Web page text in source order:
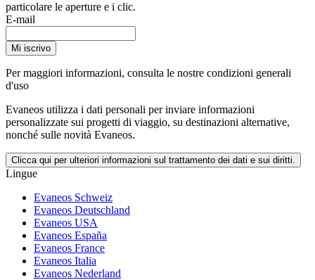
particolare le aperture e i clic.
E-mail
Mi iscrivo
Per maggiori informazioni, consulta le nostre condizioni generali
d'uso
Evaneos utilizza i dati personali per inviare informazioni
personalizzate sui progetti di viaggio, su destinazioni alternative,
nonché sulle novità Evaneos.
Clicca qui per ulteriori informazioni sul trattamento dei dati e sui diritti.
Lingue
Evaneos Schweiz
Evaneos Deutschland
Evaneos USA
Evaneos España
Evaneos France
Evaneos Italia
Evaneos Nederland